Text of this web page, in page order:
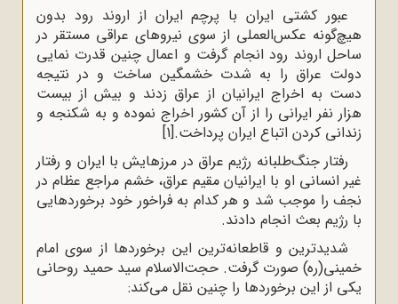
عبور کشتی ایران با پرچم ایران از اروند رود بدون
هیچ‌گونه عکس‌العملی از سوی نیروهای عراقی مستقر در
ساحل اروند رود انجام گرفت و اعمال چنین قدرت‌ نمایی
دولت عراق را به شدت خشمگین ساخت و در نتیجه
دست به اخراج ایرانیان از عراق زدند و بیش از بیست
هزار نفر ایرانی را از آن کشور اخراج نموده و به شکنجه و
زندانی کردن اتباع ایران پرداخت.[1]
رفتار جنگ‌طلبانه رژیم عراق در مرزهایش با ایران و رفتار
غیر انسانی او با ایرانیان مقیم عراق، خشم مراجع عظام در
نجف را موجب شد و هر کدام به فراخور خود برخوردهایی
با رژیم بعث انجام دادند.
شدیدترین و قاطعانه‌ترین این برخوردها از سوی امام
خمینی(ره) صورت گرفت. حجت‌الاسلام سید حمید روحانی
یکی از این برخوردها را چنین نقل می‌کند: